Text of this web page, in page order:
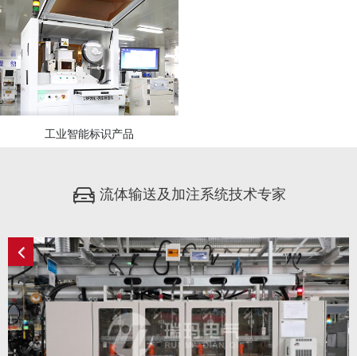
工业智能标识产品
流体输送及加注系统技术专家